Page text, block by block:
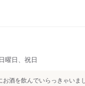
日曜日、祝日
酒を飲んでいらっきゃいま